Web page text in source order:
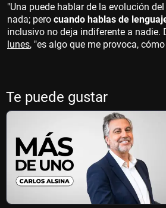
"Una puede hablar de la evolución
nada; pero cuando hablas de
inclusivo no deja indiferente a nadie.
lunes, "es algo que me provoca,
Te puede gustar